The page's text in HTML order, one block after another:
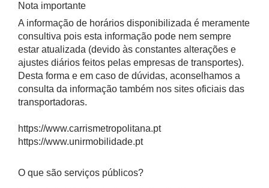
Nota importante
A informação de horários disponibilizada é meramente
consultiva pois esta informação pode nem sempre
estar atualizada (devido às constantes alterações e
ajustes diários feitos pelas empresas de transportes).
Desta forma e em caso de dúvidas, aconselhamos a
consulta da informação também nos sites oficiais das
transportadoras.
https://www.carrismetropolitana.pt
https://www.unirmobilidade.pt
O que são serviços públicos?